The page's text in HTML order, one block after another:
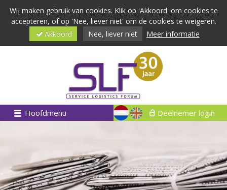
Wij maken gebruik van cookies. Klik op 'Akkoord' om cookies te
accepteren, of op 'Nee, liever niet' om de cookies te weigeren.
Akkoord
Nee, liever niet Meer informatie
Hoofdmenu Deelnemer login